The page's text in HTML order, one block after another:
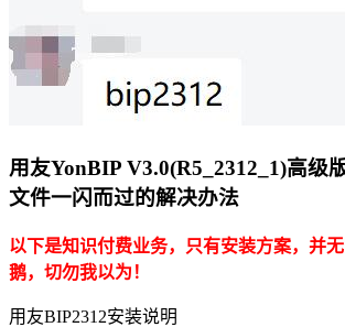
用友YonBIP V3.0(R5_2312_1)高级
文件一闪而过的解决办法
以下是知识付费业务，只有安装方案，并
鹅，切勿我以为！
用友BIP2312安装说明